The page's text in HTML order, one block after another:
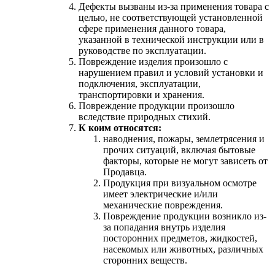
Дефекты вызваны из-за применения товара с
целью, не соответствующей установленной
сфере применения данного товара,
указанной в технической инструкции или в
руководстве по эксплуатации.
Повреждение изделия произошло с
нарушением правил и условий установки и
подключения, эксплуатации,
транспортировки и хранения.
Повреждение продукции произошло
вследствие природных стихий.
К коим относятся:
наводнения, пожары, землетрясения и
прочих ситуаций, включая бытовые
факторы, которые не могут зависеть от
Продавца.
Продукция при визуальном осмотре
имеет электрические и/или
механические повреждения.
Повреждение продукции возникло из-
за попадания внутрь изделия
посторонних предметов, жидкостей,
насекомых или животных, различных
сторонних веществ.